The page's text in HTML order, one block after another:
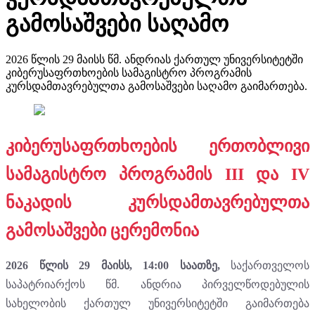
გამოსაშვები საღამო
2026 წლის 29 მაისს წმ. ანდრიას ქართულ უნივერსიტეტში
კიბერუსაფრთხოების სამაგისტრო პროგრამის
კურსდამთავრებულთა გამოსაშვები საღამო გაიმართება.
კიბერუსაფრთხოების ერთობლივი
სამაგისტრო პროგრამის III და IV
ნაკადის კურსდამთავრებულთა
გამოსაშვები ცერემონია
2026 წლის 29 მაისს, 14:00 საათზე,საქართველოს
საპატრიარქოს წმ. ანდრია პირველწოდებულის
სახელობის ქართულ უნივერსიტეტში გაიმართება